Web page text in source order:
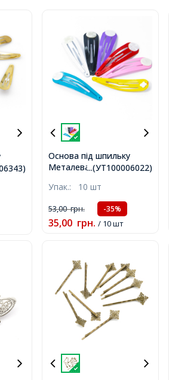
...(УТ100006022)
Основа під шпильку
Металева, Колір: Мікс,
Упак.: 10 шт
53,00грн. -35%
35,00 грн. / 10 шт